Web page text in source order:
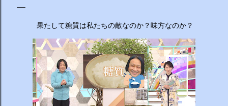
【ゲスト学友】名取裕子 島崎和歌子 宮世琉弥 伊集院光
藤俊徳 加藤プラチナクリニック院長 脳の学校 代
表 森谷敏夫 京都大学名誉教授 郷間光正
運動器認定理学療法士 ◇おしらせ ※２０：２５〜２
０：２８は「私の幸福時間」を放送いたします ☆番組ＨＰ
https://www.tv-asahi.co.jp/imadesho/ この番組は、テレ
ビ朝日が選んだ『青少年に見てもらいたい番組』です。 体重
に関する10の疑問について、身体の仕組みや心理的なアプロ
果たして糖質は私たちの敵なのか？味方なのか？